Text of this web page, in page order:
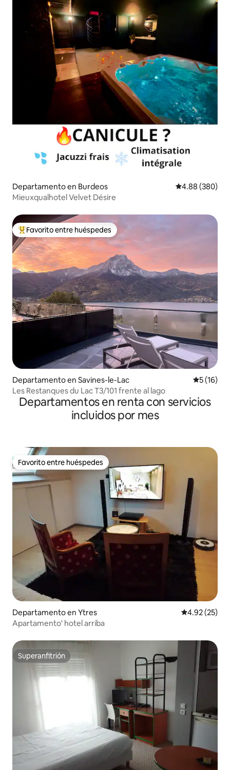
Departamento en Burdeos Calificación
4.88 (380)
Mieuxqualhotel Velvet Désire
De los mejores en Favorito entre huéspedes
Favorito entre huéspedes
Departamento en Savines-le-Lac
5 (16)
Les Restanques du Lac T3/101 frente al lago
Departamentos en renta con servicios
incluidos por mes
Favorito entre huéspedes
Favorito entre huéspedes
Departamento en Ytres Calificación
4.92 (25)
Apartamento' hotel arriba
Superanfitrión
Superanfitrión